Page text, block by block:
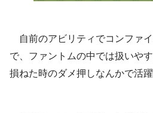
自前のアビリティでコンファ
で、ファントムの中では扱いや
損ねた時のダメ押しなんかで活躍